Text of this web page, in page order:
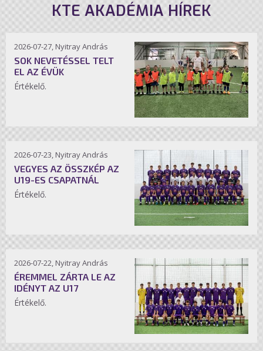
KTE AKADÉMIA HÍREK
2026-07-27, Nyitray András
SOK NEVETÉSSEL TELT
EL AZ ÉVÜK
Értékelő.
2026-07-23, Nyitray András
VEGYES AZ ÖSSZKÉP AZ
U19-ES CSAPATNÁL
Értékelő.
2026-07-22, Nyitray András
ÉREMMEL ZÁRTA LE AZ
IDÉNYT AZ U17
Értékelő.